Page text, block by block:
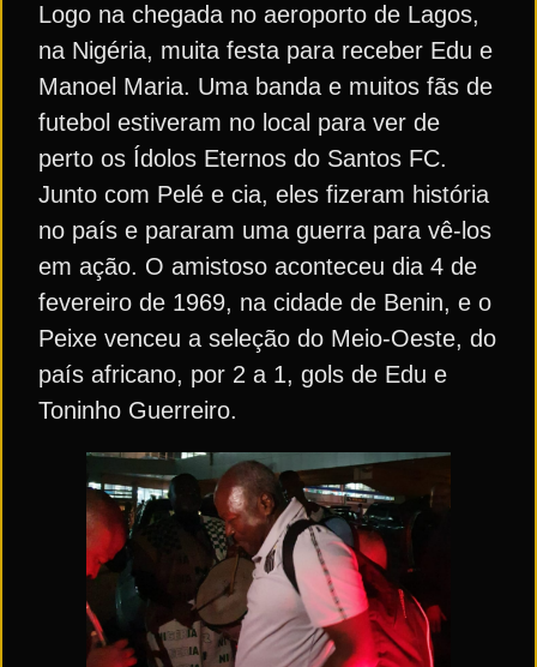
Logo na chegada no aeroporto de Lagos,
na Nigéria, muita festa para receber Edu e
Manoel Maria. Uma banda e muitos fãs de
futebol estiveram no local para ver de
perto os Ídolos Eternos do Santos FC.
Junto com Pelé e cia, eles fizeram história
no país e pararam uma guerra para vê-los
em ação. O amistoso aconteceu dia 4 de
fevereiro de 1969, na cidade de Benin, e o
Peixe venceu a seleção do Meio-Oeste, do
país africano, por 2 a 1, gols de Edu e
Toninho Guerreiro.